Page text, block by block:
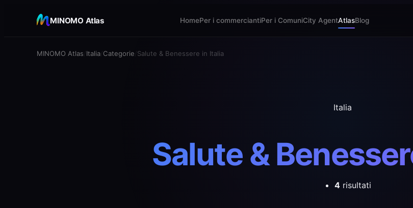
MINOMO Atlas HomePer i commerciantiPer i ComuniCity AgentAtlasBlog
MINOMO Atlas Italia Categorie Salute & Benessere in Italia
Italia
Salute &
4 risultati